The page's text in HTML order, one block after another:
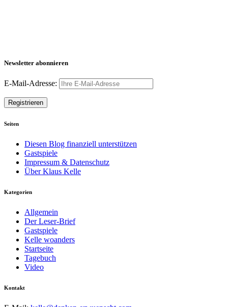
Newsletter abonnieren
E-Mail-Adresse:
Seiten
Diesen Blog finanziell unterstützen
Gastspiele
Impressum & Datenschutz
Über Klaus Kelle
Kategorien
Allgemein
Der Leser-Brief
Gastspiele
Kelle woanders
Startseite
Tagebuch
Video
Kontakt